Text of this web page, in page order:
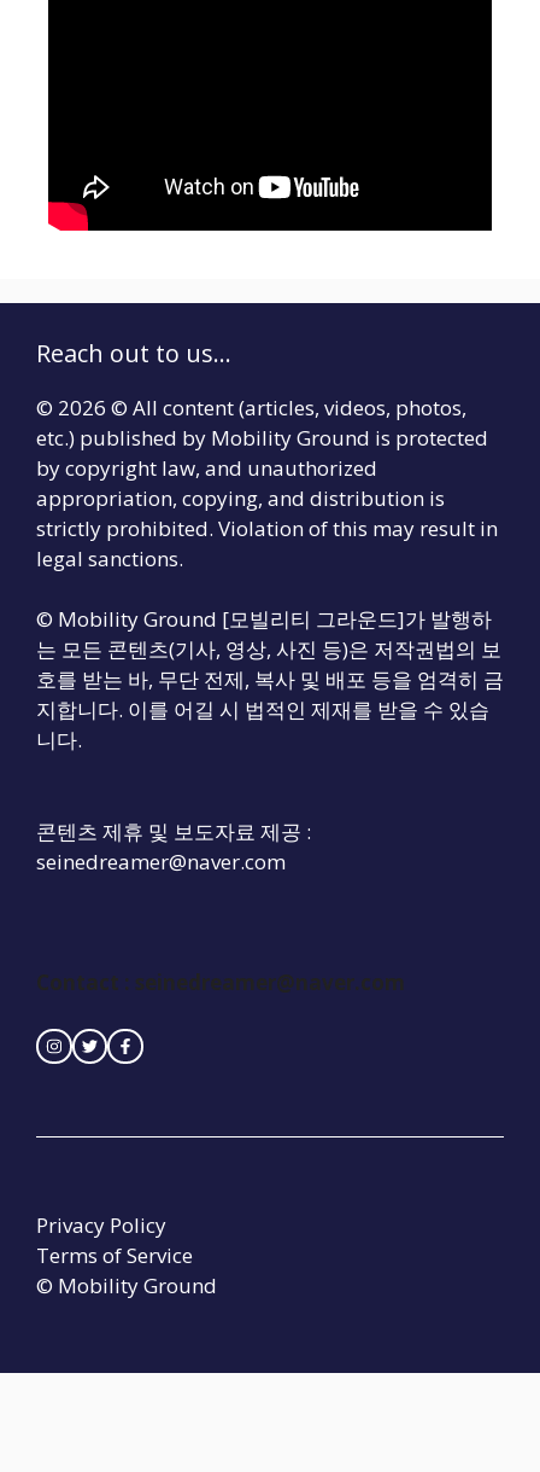
Reach out to us...
© 2026 © All content (articles, videos, photos,
etc.) published by Mobility Ground is protected
by copyright law, and unauthorized
appropriation, copying, and distribution is
strictly prohibited. Violation of this may result in
legal sanctions.
© Mobility Ground [모빌리티 그라운드]가 발행하
는 모든 콘텐츠(기사, 영상, 사진 등)은 저작권법의 보
호를 받는 바, 무단 전제, 복사 및 배포 등을 엄격히 금
지합니다. 이를 어길 시 법적인 제재를 받을 수 있습
니다.
콘텐츠 제휴 및 보도자료 제공 :
seinedreamer@naver.com
Contact : seinedreamer@naver.com
© Mobility Ground
Privacy Policy
Terms of Service